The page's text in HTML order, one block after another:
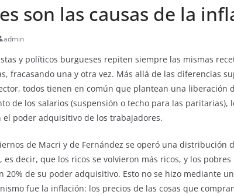
son las causas de la
admin
y políticos burgueses repiten siempre las mismas
fracasando una y otra vez. Más allá de las diferencias
todos tienen en común que plantean una liberación
de los salarios (suspensión o techo para las
el poder adquisitivo de los trabajadores.
de Macri y de Fernández se operó una distribución
es decir, que los ricos se volvieron más ricos, y los
20% de su poder adquisitivo. Esto no se hizo mediante
fue la inflación: los precios de las cosas que